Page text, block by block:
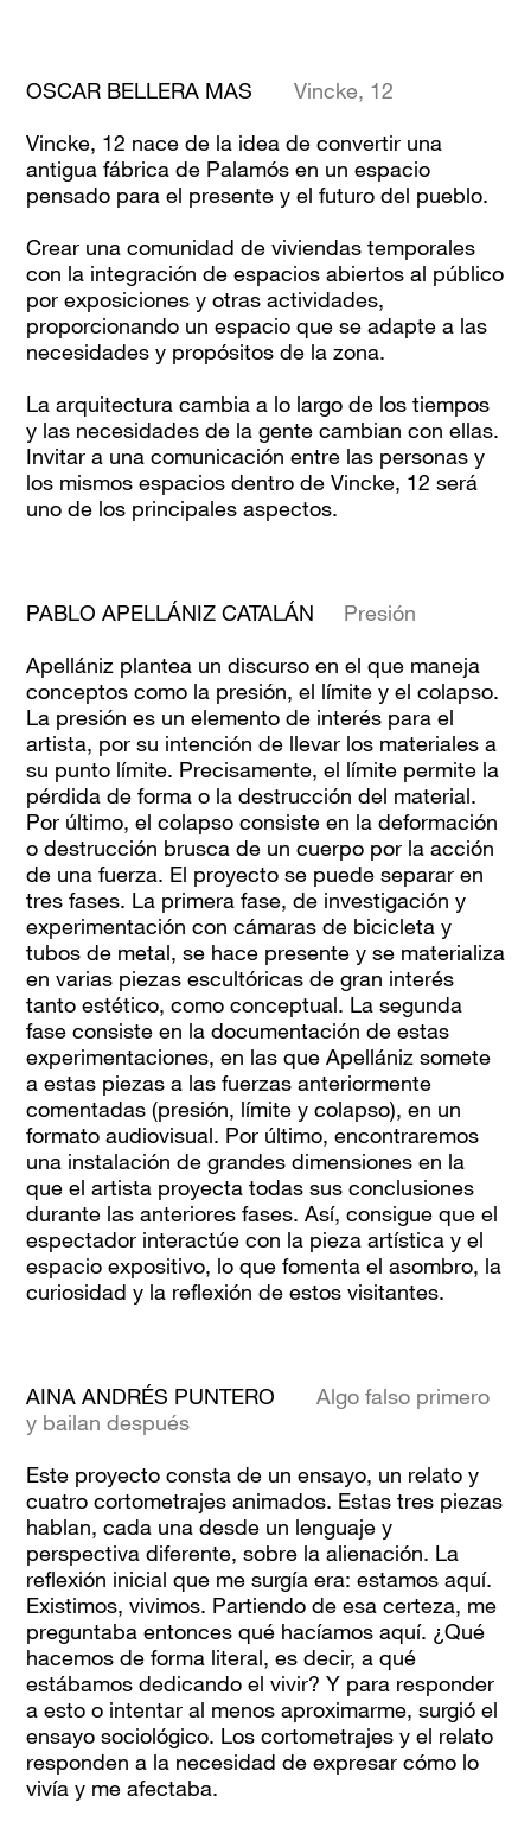
OSCAR BELLERA MAS Vincke, 12
Vincke, 12 nace de la idea de convertir una
antigua fábrica de Palamós en un espacio
pensado para el presente y el futuro del pueblo.
Crear una comunidad de viviendas temporales
con la integración de espacios abiertos al público
por exposiciones y otras actividades,
proporcionando un espacio que se adapte a las
necesidades y propósitos de la zona.
La arquitectura cambia a lo largo de los tiempos
y las necesidades de la gente cambian con ellas.
Invitar a una comunicación entre las personas y
los mismos espacios dentro de Vincke, 12 será
uno de los principales aspectos.
PABLO APELLÁNIZ CATALÁN
Presión
Apellániz plantea un discurso en el que maneja
conceptos como la presión, el límite y el colapso.
La presión es un elemento de interés para el
artista, por su intención de llevar los materiales a
su punto límite. Precisamente, el límite permite la
pérdida de forma o la destrucción del material.
Por último, el colapso consiste en la deformación
o destrucción brusca de un cuerpo por la acción
de una fuerza. El proyecto se puede separar en
tres fases. La primera fase, de investigación y
experimentación con cámaras de bicicleta y
tubos de metal, se hace presente y se materializa
en varias piezas escultóricas de gran interés
tanto estético, como conceptual. La segunda
fase consiste en la documentación de estas
experimentaciones, en las que Apellániz somete
a estas piezas a las fuerzas anteriormente
comentadas (presión, límite y colapso), en un
formato audiovisual. Por último, encontraremos
una instalación de grandes dimensiones en la
que el artista proyecta todas sus conclusiones
durante las anteriores fases. Así, consigue que el
espectador interactúe con la pieza artística y el
espacio expositivo, lo que fomenta el asombro, la
curiosidad y la reflexión de estos visitantes.
AINA ANDRÉS PUNTERO
Algo falso primero
y bailan después
Este proyecto consta de un ensayo, un relato y
cuatro cortometrajes animados. Estas tres piezas
hablan, cada una desde un lenguaje y
perspectiva diferente, sobre la alienación. La
reflexión inicial que me surgía era: estamos aquí.
Existimos, vivimos. Partiendo de esa certeza, me
preguntaba entonces qué hacíamos aquí. ¿Qué
hacemos de forma literal, es decir, a qué
estábamos dedicando el vivir? Y para responder
a esto o intentar al menos aproximarme, surgió el
ensayo sociológico. Los cortometrajes y el relato
responden a la necesidad de expresar cómo lo
vivía y me afectaba.